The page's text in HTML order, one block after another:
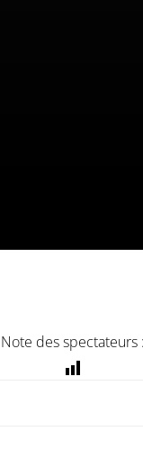
Note des spectateurs